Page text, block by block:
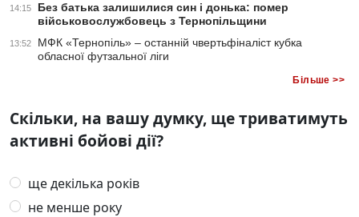
14:15
Без батька залишилися син і донька: помер
військовослужбовець з Тернопільщини
13:52
МФК «Тернопіль» – останній чвертьфіналіст кубка
обласної футзальної ліги
Більше >>
Скільки, на вашу думку, ще триватимуть
активні бойові дії?
ще декілька років
не менше року